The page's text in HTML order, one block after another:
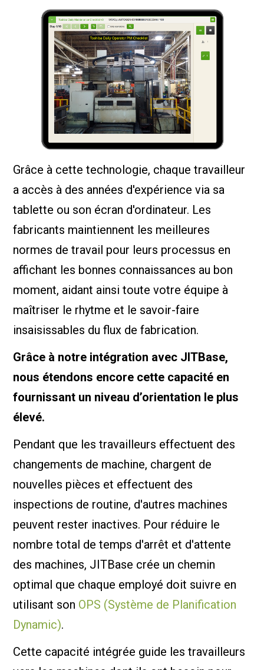
Grâce à cette technologie, chaque travailleur
a accès à des années d'expérience via sa
tablette ou son écran d'ordinateur. Les
fabricants maintiennent les meilleures
normes de travail pour leurs processus en
affichant les bonnes connaissances au bon
moment, aidant ainsi toute votre équipe à
maîtriser le rhytme et le savoir-faire
insaisissables du flux de fabrication.
Grâce à notre intégration avec JITBase,
nous étendons encore cette capacité en
fournissant un niveau d’orientation le plus
élevé.
Pendant que les travailleurs effectuent des
changements de machine, chargent de
nouvelles pièces et effectuent des
inspections de routine, d'autres machines
peuvent rester inactives. Pour réduire le
nombre total de temps d'arrêt et d'attente
des machines, JITBase crée un chemin
optimal que chaque employé doit suivre en
utilisant son OPS (Système de Planification
Dynamic).
Cette capacité intégrée guide les travailleurs